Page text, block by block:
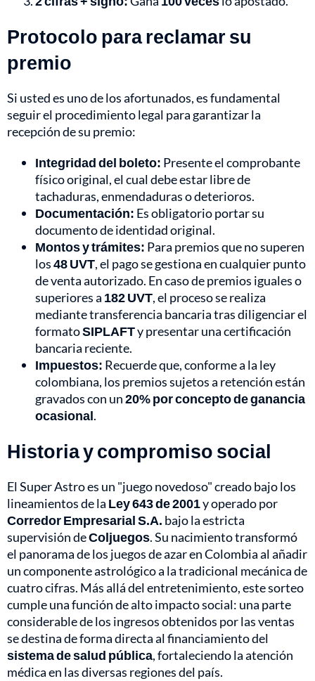
Protocolo para reclamar su
premio
Si usted es uno de los afortunados, es fundamental
seguir el procedimiento legal para garantizar la
recepción de su premio:
Integridad del boleto: Presente el comprobante
físico original, el cual debe estar libre de
tachaduras, enmendaduras o deterioros.
Documentación: Es obligatorio portar su
documento de identidad original.
Montos y trámites: Para premios que no superen
los48 UVT, el pago se gestiona en cualquier punto
de venta autorizado. En caso de premios iguales o
superiores a 182 UVT, el proceso se realiza
mediante transferencia bancaria tras diligenciar el
formatoSIPLAFTy presentar una certificación
bancaria reciente.
Impuestos: Recuerde que, conforme a la ley
colombiana, los premios sujetos a retención están
gravados con un20% por concepto de ganancia
ocasional.
Historia y compromiso social
El Super Astro es un "juego novedoso" creado bajo los
lineamientos de la Ley 643 de 2001y operado por
Corredor Empresarial S.A. bajo la estricta
supervisión deColjuegos. Su nacimiento transformó
el panorama de los juegos de azar en Colombia al añadir
un componente astrológico a la tradicional mecánica de
cuatro cifras. Más allá del entretenimiento, este sorteo
cumple una función de alto impacto social: una parte
considerable de los ingresos obtenidos por las ventas
se destina de forma directa al financiamiento del
sistema de salud pública, fortaleciendo la atención
médica en las diversas regiones del país.